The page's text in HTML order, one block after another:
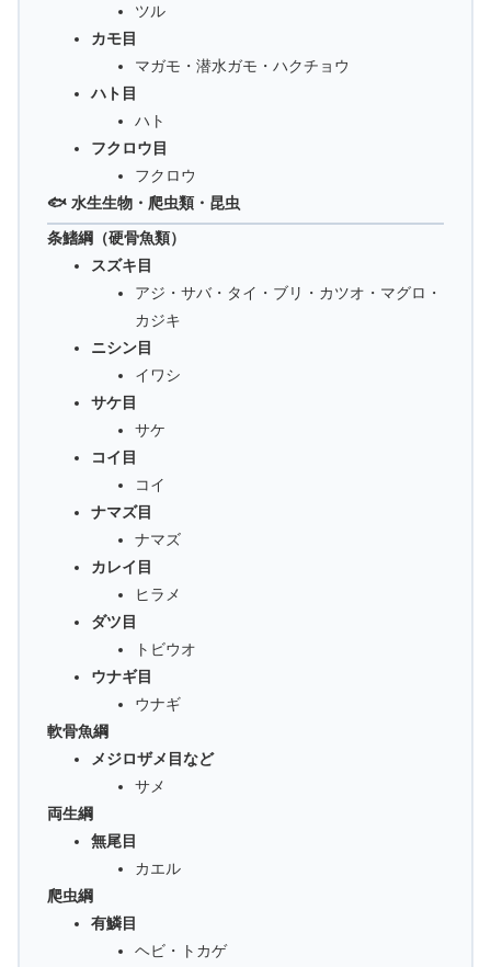
ツル
カモ目
マガモ・潜水ガモ・ハクチョウ
ハト目
ハト
フクロウ目
フクロウ
🐟 水生生物・爬虫類・昆虫
条鰭綱（硬骨魚類）
スズキ目
アジ・サバ・タイ・ブリ・カツオ・マグロ・
カジキ
ニシン目
イワシ
サケ目
サケ
コイ目
コイ
ナマズ目
ナマズ
カレイ目
ヒラメ
ダツ目
トビウオ
ウナギ目
ウナギ
軟骨魚綱
メジロザメ目など
サメ
両生綱
無尾目
カエル
爬虫綱
有鱗目
ヘビ・トカゲ